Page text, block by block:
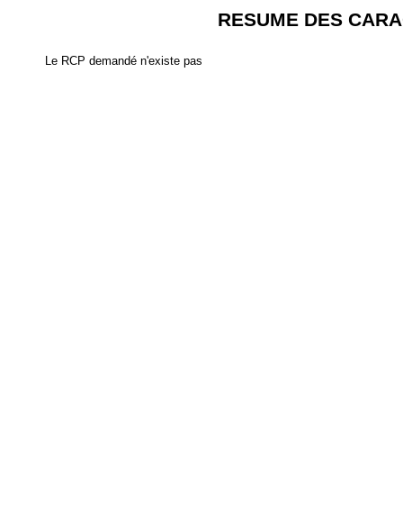
RESUME DES
Le RCP demandé n'existe pas